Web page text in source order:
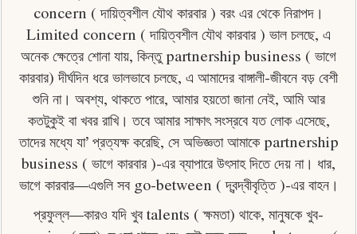
concern ( দায়িত্বশীল যৌথ কারবার ) বরং এর থেকে নিরাপদ।
Limited concern ( দায়িত্বশীল যৌথ কারবার ) ভাল চলছে, এ
অনেক ক্ষেত্রে শােনা যায়, কিন্তু partnership business ( ভাগে
কারবার) দীর্ঘদিন ধরে ভালভাবে চলছে, এ আমাদের বাঙ্গালী-জীবনে বড় বেশী
শুনি না। অবশ্য, থাকতে পারে, আমার হয়তো জানা নেই, আমি আর
কতটুকুই বা খবর রাখি। তবে আমার সাক্ষাৎ সংস্রবে যত লােক এসেছে,
তাদের মধ্যে যা’ প্রত্যক্ষ করেছি, সে অভিজ্ঞতা আমাকে partnership
business ( ভাগে কারবার )-এর ব্যাপারে উৎসাহ দিতে দেয় না। ধার,
ভাগে কারবার—এগুলি সব go-between ( দ্বন্দ্বীবৃত্তি )-এর বাহন।
প্রফুল্ল—কারও যদি খুব talents ( ক্ষমতা) থাকে, মানুষকে খুব-